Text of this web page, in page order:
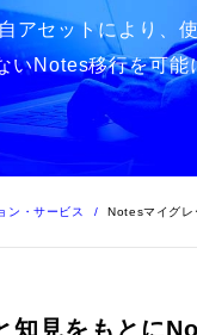
アセットにより、
いNotes移行を可能
ン・サービス Notesマイグレ
知見をもとに